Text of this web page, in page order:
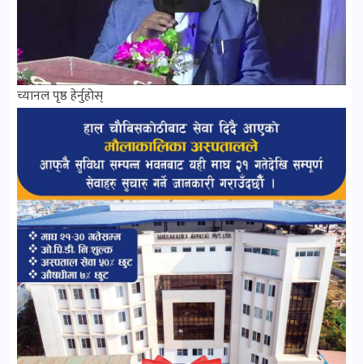
च्यानल पृष्ठ हेर्नुहोस्